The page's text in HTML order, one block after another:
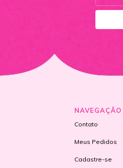
NAVEGAÇÃO
Contato
Meus Pedidos
Cadastre-se